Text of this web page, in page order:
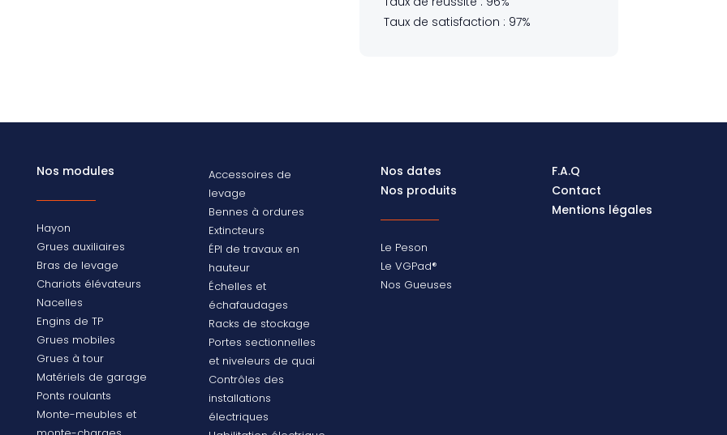
Taux de satisfaction : 97%
Nos modules
Hayon
Grues auxiliaires
Bras de levage
Chariots élévateurs
Nacelles
Engins de TP
Grues mobiles
Grues à tour
Matériels de garage
Ponts roulants
Monte-meubles et
Accessoires de
levage
Bennes à ordures
Extincteurs
ÉPI de travaux en
hauteur
Échelles et
échafaudages
Racks de stockage
Portes sectionnelles
et niveleurs de quai
Contrôles des
installations
électriques
Nos dates
Nos produits
Le Peson
Le VGPad®
Nos Gueuses
F.A.Q
Contact
Mentions légales